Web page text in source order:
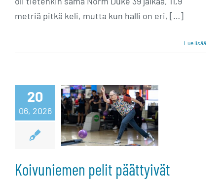
metriä pitkä keli, mutta kun halli on eri, […]
Lue lisää
20
06, 2026
Koivuniemen
pelit päättyivät
ensimmäisellä
kierroksella
Koivuniemen pelit päättyivät